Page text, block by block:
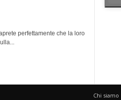
perfettamente che la loro
Chi siamo